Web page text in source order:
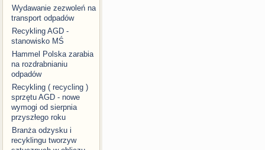
Wydawanie zezwoleń na
transport odpadów
Recykling AGD -
stanowisko MŚ
Hammel Polska zarabia
na rozdrabnianiu
odpadów
Recykling ( recycling )
sprzętu AGD - nowe
wymogi od sierpnia
przyszłego roku
Branża odzysku i
recyklingu tworzyw